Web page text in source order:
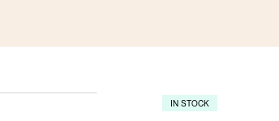
IN STOCK